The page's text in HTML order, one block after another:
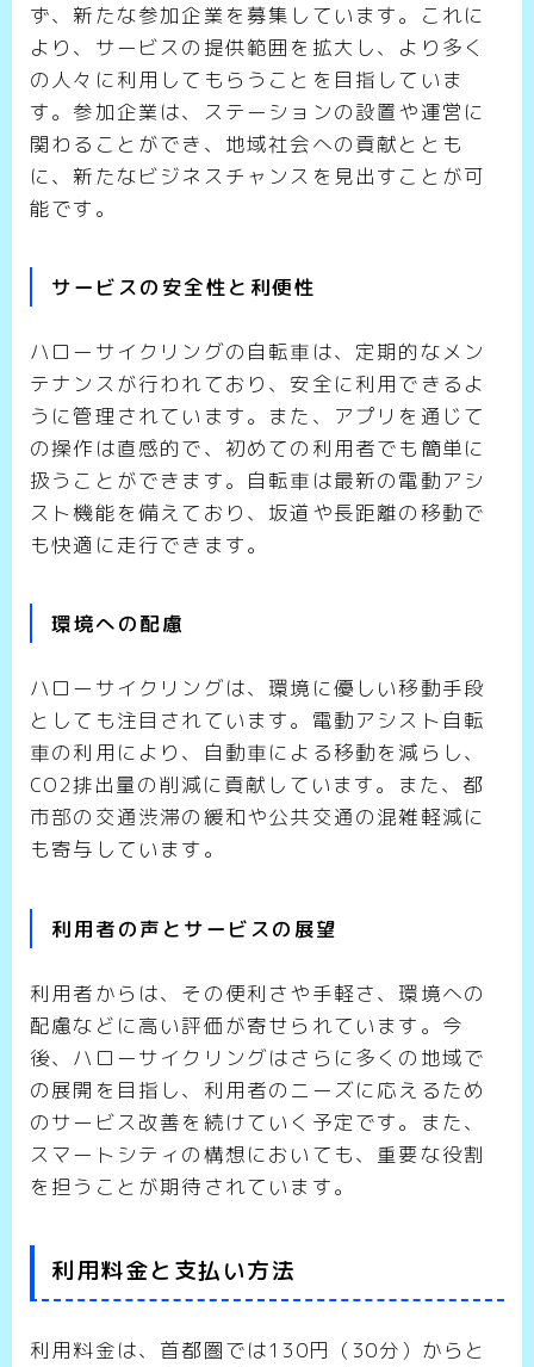
ず、新たな参加企業を募集しています。これに
より、サービスの提供範囲を拡大し、より多く
の人々に利用してもらうことを目指していま
す。参加企業は、ステーションの設置や運営に
関わることができ、地域社会への貢献ととも
に、新たなビジネスチャンスを見出すことが可
能です。
サービスの安全性と利便性
ハローサイクリングの自転車は、定期的なメン
テナンスが行われており、安全に利用できるよ
うに管理されています。また、アプリを通じて
の操作は直感的で、初めての利用者でも簡単に
扱うことができます。自転車は最新の電動アシ
スト機能を備えており、坂道や長距離の移動で
も快適に走行できます。
環境への配慮
ハローサイクリングは、環境に優しい移動手段
としても注目されています。電動アシスト自転
車の利用により、自動車による移動を減らし、
CO2排出量の削減に貢献しています。また、都
市部の交通渋滞の緩和や公共交通の混雑軽減に
も寄与しています。
利用者の声とサービスの展望
利用者からは、その便利さや手軽さ、環境への
配慮などに高い評価が寄せられています。今
後、ハローサイクリングはさらに多くの地域で
の展開を目指し、利用者のニーズに応えるため
のサービス改善を続けていく予定です。また、
スマートシティの構想においても、重要な役割
を担うことが期待されています。
利用料金と支払い方法
利用料金は、首都圏では130円（30分）からと